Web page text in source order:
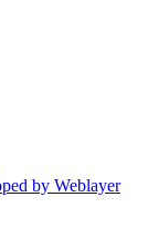
by Weblayer